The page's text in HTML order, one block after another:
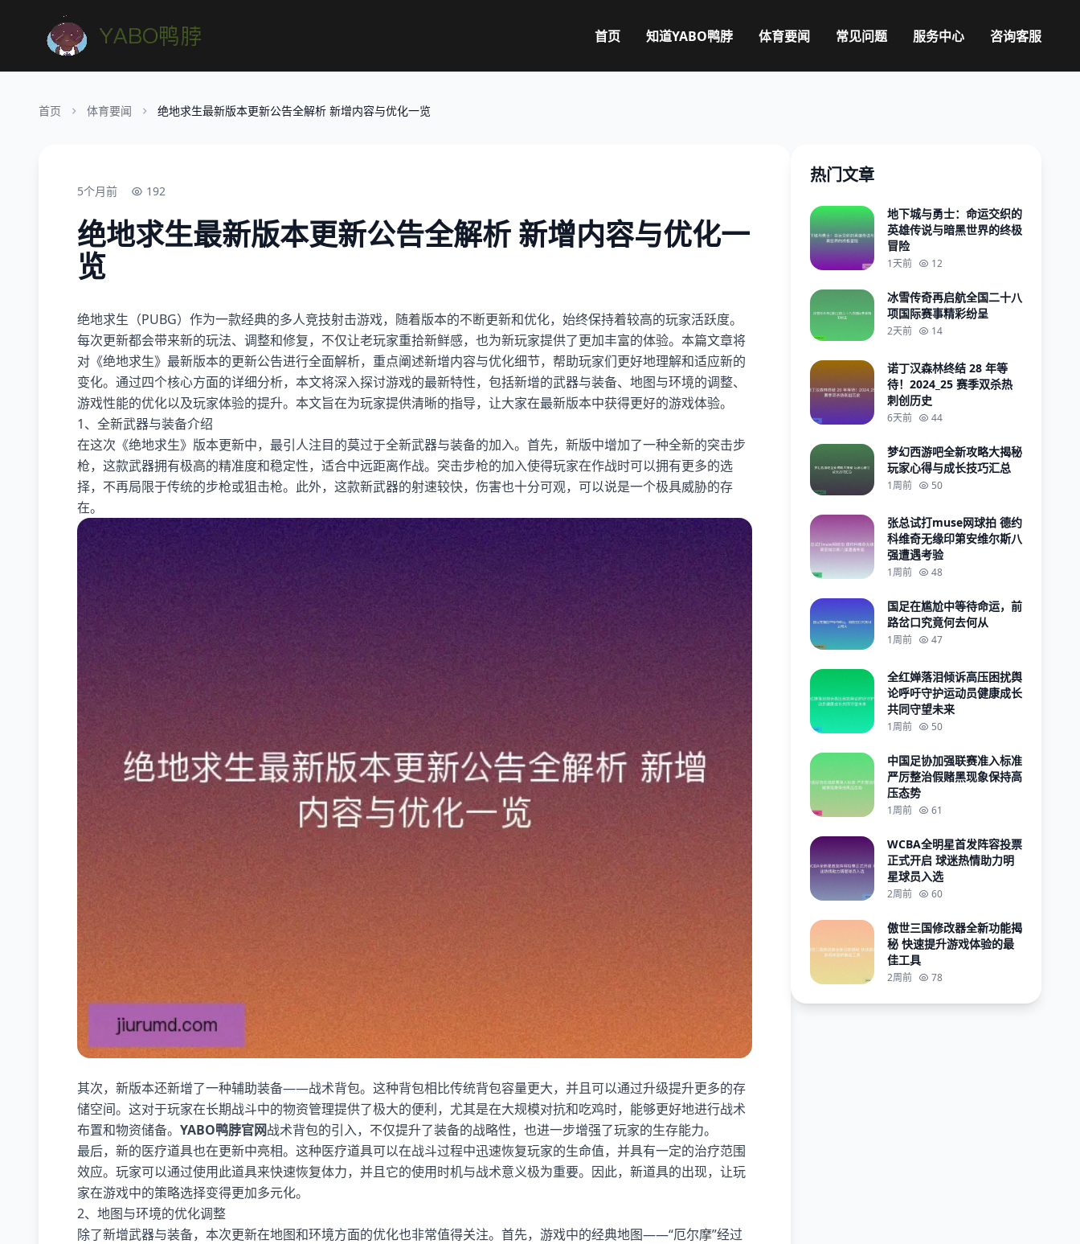
首页 知道YABO鸭脖 体育要闻 常见问题 服务中心 咨询客服
首页 体育要闻 绝地求生最新版本更新公告全解析 新增内容与优化一览
5个月前 192
绝地求生最新版本更新公告全解析 新增内容与优化一
览
绝地求生（PUBG）作为一款经典的多人竞技射击游戏，随着版本的不断更新和优化，始终保持着较高的玩家活跃度。
每次更新都会带来新的玩法、调整和修复，不仅让老玩家重拾新鲜感，也为新玩家提供了更加丰富的体验。本篇文章将
对《绝地求生》最新版本的更新公告进行全面解析，重点阐述新增内容与优化细节，帮助玩家们更好地理解和适应新的
变化。通过四个核心方面的详细分析，本文将深入探讨游戏的最新特性，包括新增的武器与装备、地图与环境的调整、
游戏性能的优化以及玩家体验的提升。本文旨在为玩家提供清晰的指导，让大家在最新版本中获得更好的游戏体验。
1、全新武器与装备介绍
在这次《绝地求生》版本更新中，最引人注目的莫过于全新武器与装备的加入。首先，新版中增加了一种全新的突击步
枪，这款武器拥有极高的精准度和稳定性，适合中远距离作战。突击步枪的加入使得玩家在作战时可以拥有更多的选
择，不再局限于传统的步枪或狙击枪。此外，这款新武器的射速较快，伤害也十分可观，可以说是一个极具威胁的存
在。
其次，新版本还新增了一种辅助装备——战术背包。这种背包相比传统背包容量更大，并且可以通过升级提升更多的存
储空间。这对于玩家在长期战斗中的物资管理提供了极大的便利，尤其是在大规模对抗和吃鸡时，能够更好地进行战术
布置和物资储备。 YABO鸭脖官网战术背包的引入，不仅提升了装备的战略性，也进一步增强了玩家的生存能力。
最后，新的医疗道具也在更新中亮相。这种医疗道具可以在战斗过程中迅速恢复玩家的生命值，并具有一定的治疗范围
效应。玩家可以通过使用此道具来快速恢复体力，并且它的使用时机与战术意义极为重要。因此，新道具的出现，让玩
家在游戏中的策略选择变得更加多元化。
2、地图与环境的优化调整
除了新增武器与装备，本次更新在地图和环境方面的优化也非常值得关注。首先，游戏中的经典地图——“厄尔摩”经过
热门文章
地下城与勇士：命运交织的
英雄传说与暗黑世界的终极
冒险
1天前 12
冰雪传奇再启航全国二十八
项国际赛事精彩纷呈
2天前 14
诺丁汉森林终结 28 年等
待！2024_25 赛季双杀热
刺创历史
6天前 44
梦幻西游吧全新攻略大揭秘
玩家心得与成长技巧汇总
1周前 50
张总试打muse网球拍 德约
科维奇无缘印第安维尔斯八
强遭遇考验
1周前 48
国足在尴尬中等待命运，前
路岔口究竟何去何从
1周前 47
全红婵落泪倾诉高压困扰舆
论呼吁守护运动员健康成长
共同守望未来
1周前 50
中国足协加强联赛准入标准
严厉整治假赌黑现象保持高
压态势
1周前 61
WCBA全明星首发阵容投票
正式开启 球迷热情助力明
星球员入选
2周前 60
傲世三国修改器全新功能揭
秘 快速提升游戏体验的最
佳工具
2周前 78